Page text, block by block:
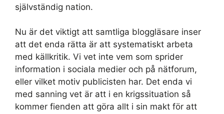
självständig nation.
Nu är det viktigt att samtliga bloggläsare inser
att det enda rätta är att systematiskt arbeta
med källkritik. Vi vet inte vem som sprider
information i sociala medier och på nätforum,
eller vilket motiv publicisten har. Det enda vi
med sanning vet är att i en krigssituation så
kommer fienden att göra allt i sin makt för att